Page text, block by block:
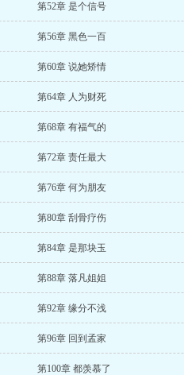
第52章 是个信号
第56章 黑色一百
第60章 说她矫情
第64章 人为财死
第68章 有福气的
第72章 责任最大
第76章 何为朋友
第80章 刮骨疗伤
第84章 是那块玉
第88章 落凡姐姐
第92章 缘分不浅
第96章 回到孟家
第100章 都羡慕了